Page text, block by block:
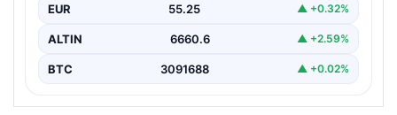
Genel…
EUR 55.25 ▲ +0.32%
ALTIN 6660.6 ▲ +2.59%
BTC 3091688 ▲ +0.02%